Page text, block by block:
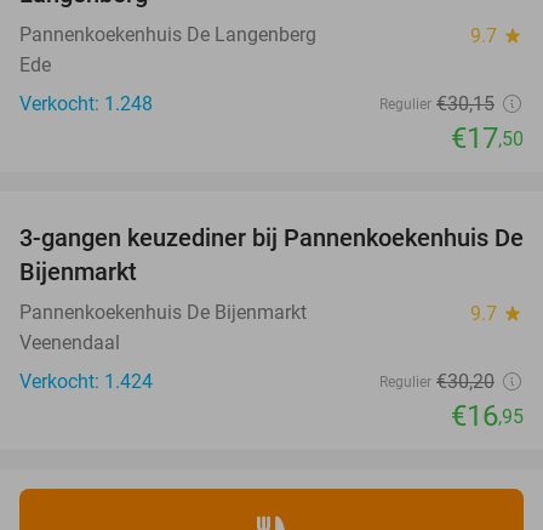
Pannenkoekenhuis De Langenberg 9.7 star
Ede
Verkocht: 1.248
Regulier €30,15
€17,50
44%
3-gangen keuzediner bij Pannenkoekenhuis De
Bijenmarkt
Pannenkoekenhuis De Bijenmarkt 9.7 star
Veenendaal
Verkocht: 1.424
Regulier €30,20
€16,95